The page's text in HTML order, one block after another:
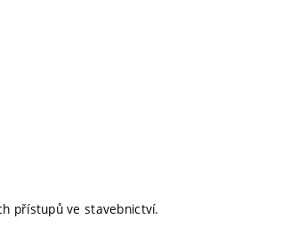
přístupů ve stavebnictví.